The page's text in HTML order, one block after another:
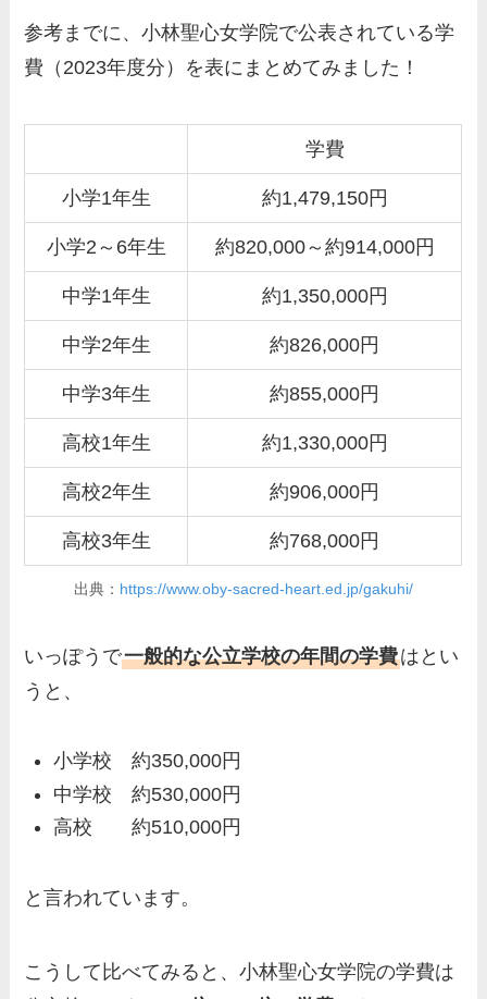
参考までに、小林聖心女学院で公表されている学
費（2023年度分）を表にまとめてみました！
学費
小学1年生 約1,479,150円
小学2～6年生 約820,000～約914,000円
中学1年生 約1,350,000円
中学2年生 約826,000円
中学3年生 約855,000円
高校1年生 約1,330,000円
高校2年生 約906,000円
高校3年生 約768,000円
出典： https://www.oby-sacred-heart.ed.jp/gakuhi/
いっぽうで一般的な公立学校の年間の学費はとい
うと、
小学校 約350,000円
中学校 約530,000円
高校 約510,000円
と言われています。
こうして比べてみると、小林聖心女学院の学費は